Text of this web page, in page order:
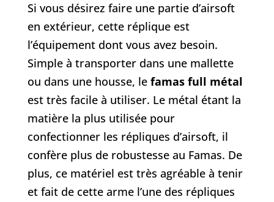
Si vous désirez faire une partie d’airsoft
en extérieur, cette réplique est
l’équipement dont vous avez besoin.
Simple à transporter dans une mallette
ou dans une housse, le famas full métal
est très facile à utiliser. Le métal étant la
matière la plus utilisée pour
confectionner les répliques d’airsoft, il
confère plus de robustesse au Famas. De
plus, ce matériel est très agréable à tenir
et fait de cette arme l’une des répliques